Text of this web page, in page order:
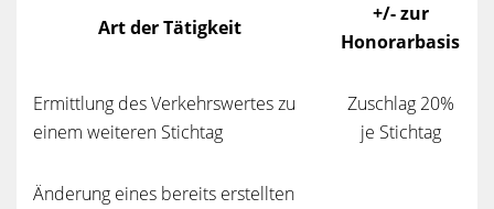
Art der Tätigkeit
+/- zur
Honorarbasis
Ermittlung des Verkehrswertes zu
einem weiteren Stichtag
Zuschlag 20%
je Stichtag
Änderung eines bereits erstellten